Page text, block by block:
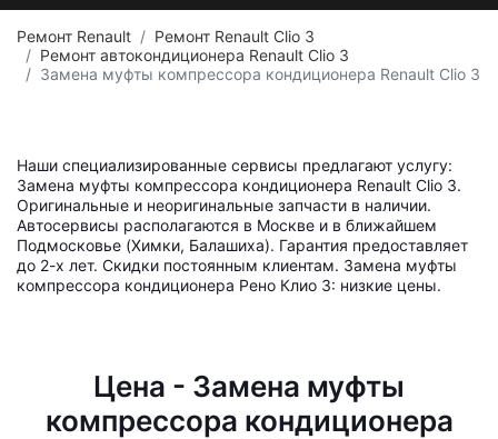
Ремонт Renault
Ремонт Renault Clio 3
Ремонт автокондиционера Renault Clio 3
Замена муфты компрессора кондиционера Renault Clio 3
Наши специализированные сервисы предлагают услугу:
Замена муфты компрессора кондиционера Renault Clio 3.
Оригинальные и неоригинальные запчасти в наличии.
Автосервисы располагаются в Москве и в ближайшем
Подмосковье (Химки, Балашиха). Гарантия предоставляет
до 2-х лет. Скидки постоянным клиентам. Замена муфты
компрессора кондиционера Рено Клио 3: низкие цены.
Цена - Замена муфты
компрессора кондиционера